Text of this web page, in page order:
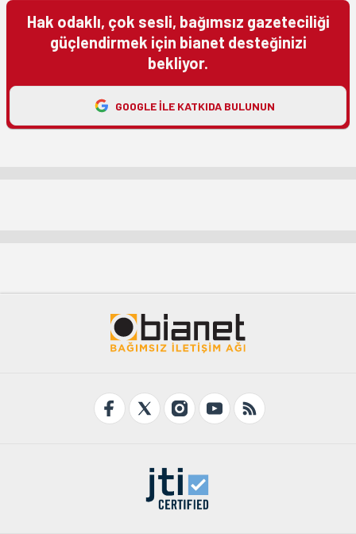
Hak odaklı, çok sesli, bağımsız gazeteciliği
güçlendirmek için bianet desteğinizi
bekliyor.
GOOGLE ILE KATKIDA BULUNUN